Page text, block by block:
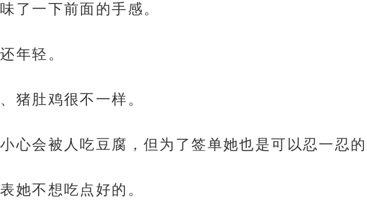
了一下前面的手感。
年轻。
猪肚鸡很不一样。
心会被人吃豆腐，但为了签单她也是可以忍一忍
她不想吃点好的。